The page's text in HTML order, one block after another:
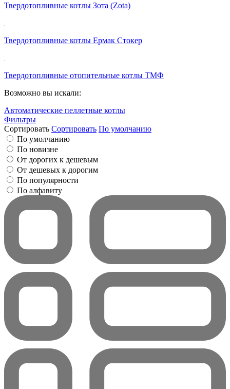
Твердотопливные котлы Зота (Zota)
Твердотопливные котлы Ермак Стокер
Твердотопливные отопительные котлы ТМФ
Возможно вы искали:
Автоматические пеллетные котлы
Фильтры
Сортировать Сортировать По умолчанию
По умолчанию
По новизне
От дорогих к дешевым
От дешевых к дорогим
По популярности
По алфавиту